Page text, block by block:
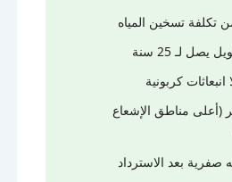
لـ 25 سنة
كربونية
مناطق الإشعاع
بعد الاسترداد